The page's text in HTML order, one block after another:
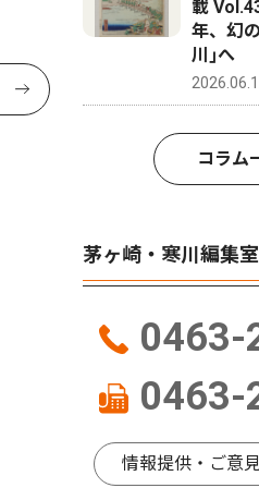
載
年、幻
川｣へ
コラム
茅ヶ崎・寒川編集室
0463-
0463-
情報提供・ご意